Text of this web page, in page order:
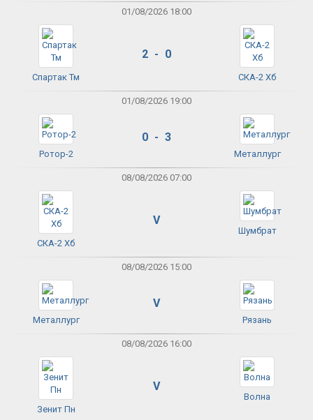
01/08/2026 18:00
Спартак Тм
2 - 0
СКА-2 Хб
01/08/2026 19:00
Ротор-2
0 - 3
Металлург
08/08/2026 07:00
СКА-2 Хб
V
Шумбрат
08/08/2026 15:00
Металлург
V
Рязань
08/08/2026 16:00
Зенит Пн
V
Волна